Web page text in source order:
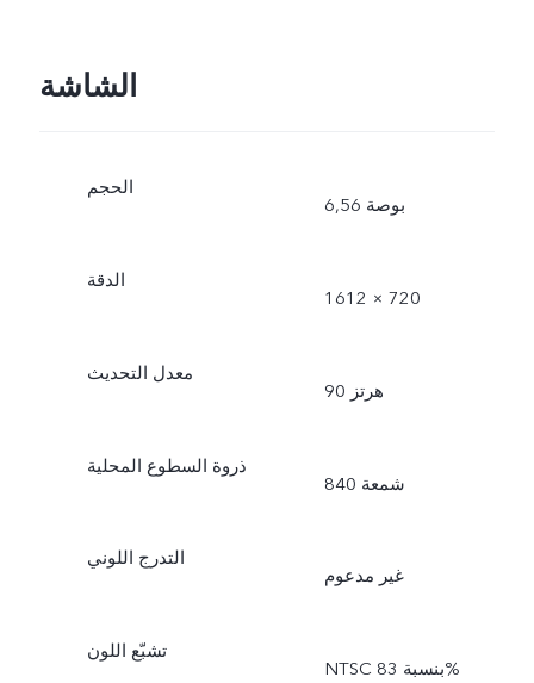
الشاشة
الحجم
6,56 بوصة
الدقة
1612 × 720
معدل التحديث
90 هرتز
ذروة السطوع المحلية
840 شمعة
التدرج اللوني
غير مدعوم
تشبّع اللون
NTSC بنسبة 83%